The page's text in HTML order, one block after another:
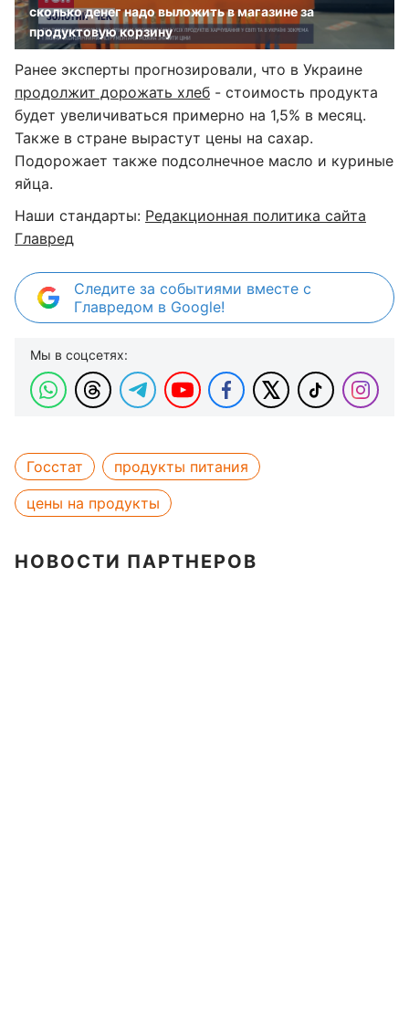
сколько денег надо выложить в магазине за
продуктовую корзину
Ранее эксперты прогнозировали, что в Украине
продолжит дорожать хлеб - стоимость продукта
будет увеличиваться примерно на 1,5% в месяц.
Также в стране вырастут цены на сахар.
Подорожает также подсолнечное масло и куриные
яйца.
Наши стандарты: Редакционная политика сайта
Главред
Следите за событиями вместе с
Главредом в Google!
Мы в соцсетях:
Госстат
продукты питания
цены на продукты
НОВОСТИ ПАРТНЕРОВ